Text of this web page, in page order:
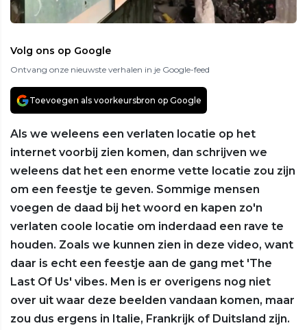
Volg ons op Google
Ontvang onze nieuwste verhalen in je Google-feed
Toevoegen als voorkeursbron op Google
Als we weleens een verlaten locatie op het
internet voorbij zien komen, dan schrijven we
weleens dat het een enorme vette locatie zou zijn
om een feestje te geven. Sommige mensen
voegen de daad bij het woord en kapen zo'n
verlaten coole locatie om inderdaad een rave te
houden. Zoals we kunnen zien in deze video, want
daar is echt een feestje aan de gang met 'The
Last Of Us' vibes. Men is er overigens nog niet
over uit waar deze beelden vandaan komen, maar
zou dus ergens in Italie, Frankrijk of Duitsland zijn.